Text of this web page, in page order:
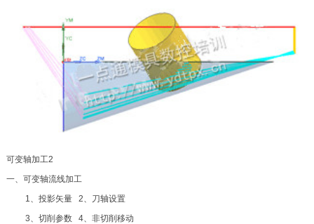
可变轴加工2
一、可变轴流线加工
1、投影矢量 2、刀轴设置
3、切削参数 4、非切削移动